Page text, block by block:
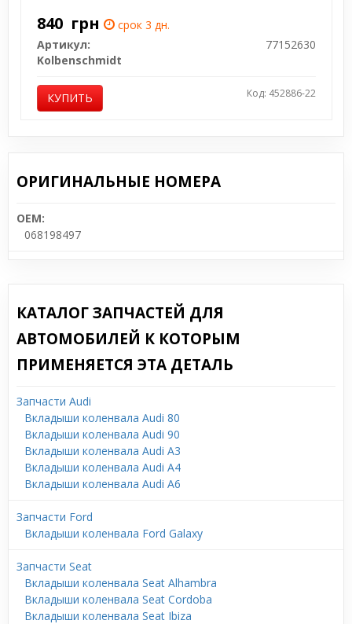
840 грн
срок 3 дн.
Артикул:
77152630
Kolbenschmidt
КУПИТЬ Код: 452886-22
ОРИГИНАЛЬНЫЕ НОМЕРА
OEM:
068198497
КАТАЛОГ ЗАПЧАСТЕЙ ДЛЯ
АВТОМОБИЛЕЙ К КОТОРЫМ
ПРИМЕНЯЕТСЯ ЭТА ДЕТАЛЬ
Запчасти Audi
Вкладыши коленвала Audi 80
Вкладыши коленвала Audi 90
Вкладыши коленвала Audi A3
Вкладыши коленвала Audi A4
Вкладыши коленвала Audi A6
Запчасти Ford
Вкладыши коленвала Ford Galaxy
Запчасти Seat
Вкладыши коленвала Seat Alhambra
Вкладыши коленвала Seat Cordoba
Вкладыши коленвала Seat Ibiza